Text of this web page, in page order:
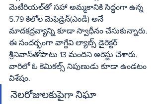
మెటీరియల్‌తో సహా అమ్మకానికి సిద్ధంగా ఉన్న
5.79 కిలోల మెఫిడ్రిన్‌(ఎండీ) అనే
మాదకద్రవ్యాన్ని కూడా స్వాధీనం చేసుకున్నారు.
ఈ సందర్భంగా వాగ్దేవి ల్యాబ్స్‌ డైరెక్టర్‌
శ్రీనివాస్‌తోపాటు 13 మందిని అరెస్టు చేశారు.
వారిలో ఓ కెమికల్స్‌ నిపుణుడు కూడా ఉండటం
విశేషం.
నెలరోజులకుపైగా నిఘా